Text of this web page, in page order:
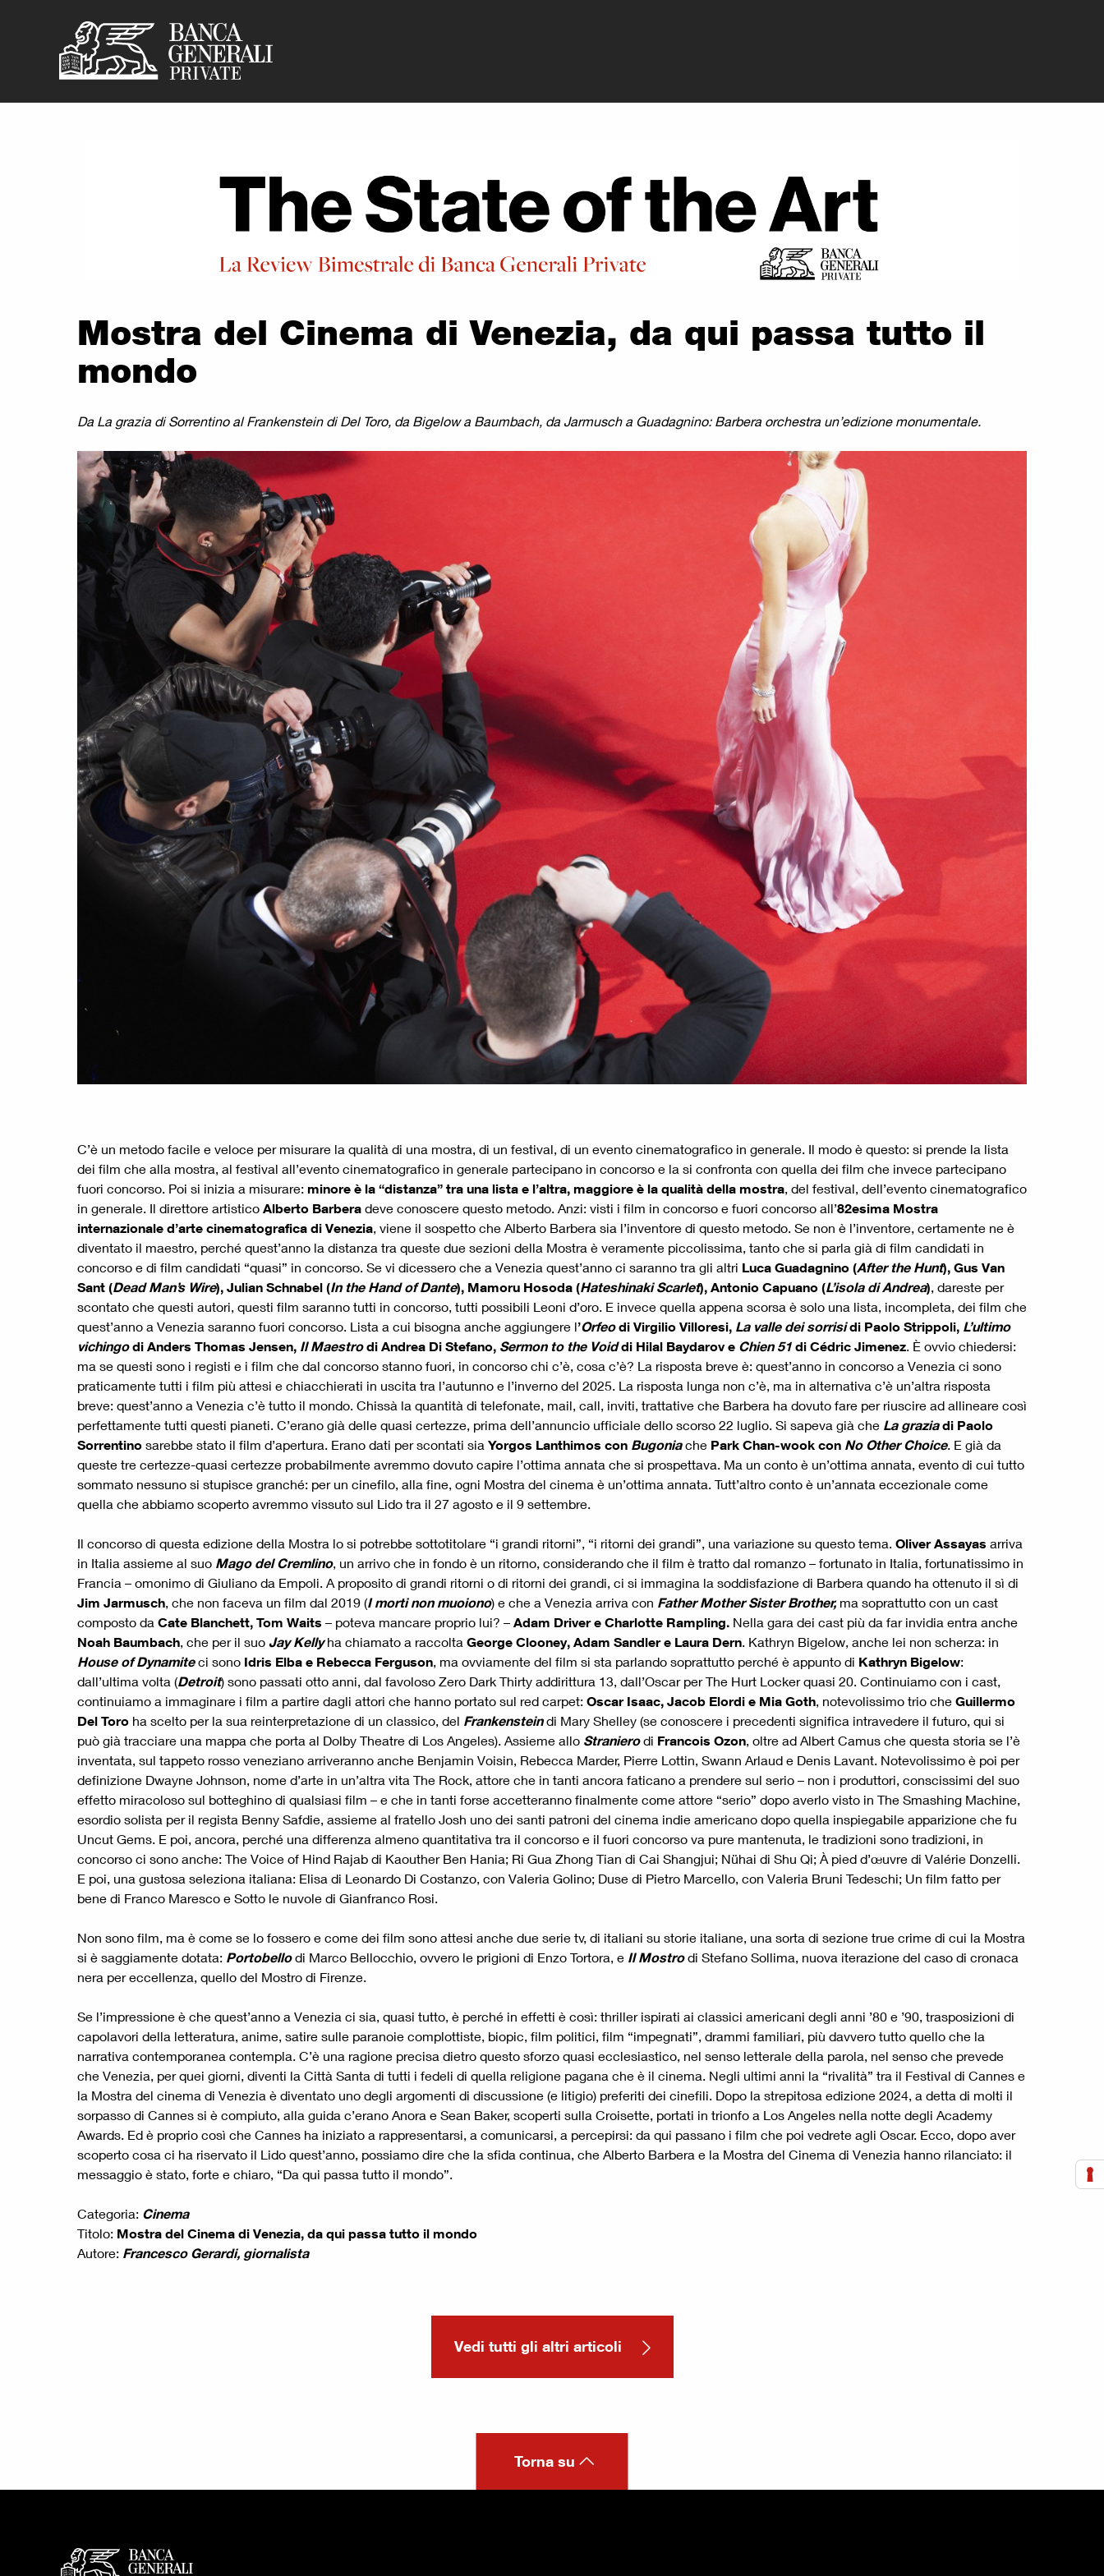
Banca Generali Private - Mostra del Cinema di
Mostra del Cinema di Venezia, da qui passa tutto il
mondo
Da La grazia di Sorrentino al Frankenstein di Del Toro, da Bigelow a Baumbach, da Jarmusch a Guadagnino: Barbera orchestra un’edizione monumentale.
C’è un metodo facile e veloce per misurare la qualità di una mostra, di un festival, di un evento cinematografico in generale. Il modo è questo: si prende la lista
dei film che alla mostra, al festival all’evento cinematografico in generale partecipano in concorso e la si confronta con quella dei film che invece partecipano
fuori concorso. Poi si inizia a misurare: minore è la “distanza” tra una lista e l’altra, maggiore è la qualità della mostra , del festival, dell’evento cinematografico
in generale. Il direttore artistico Alberto Barbera deve conoscere questo metodo. Anzi: visti i film in concorso e fuori concorso all’82esima Mostra
internazionale d’arte cinematografica di Venezia , viene il sospetto che Alberto Barbera sia l’inventore di questo metodo. Se non è l’inventore, certamente ne è
diventato il maestro, perché quest’anno la distanza tra queste due sezioni della Mostra è veramente piccolissima, tanto che si parla già di film candidati in
concorso e di film candidati “quasi” in concorso. Se vi dicessero che a Venezia quest’anno ci saranno tra gli altri Luca Guadagnino (After the Hunt), Gus Van
Sant (Dead Man’s Wire), Julian Schnabel (In the Hand of Dante), Mamoru Hosoda (Hateshinaki Scarlet), Antonio Capuano (L’isola di Andrea) , dareste per
scontato che questi autori, questi film saranno tutti in concorso, tutti possibili Leoni d’oro. E invece quella appena scorsa è solo una lista, incompleta, dei film che
quest’anno a Venezia saranno fuori concorso. Lista a cui bisogna anche aggiungere l’Orfeodi Virgilio Villoresi, La valle dei sorrisidi Paolo Strippoli, L’ultimo
vichingodi Anders Thomas Jensen, Il Maestrodi Andrea Di Stefano, Sermon to the Voiddi Hilal Baydarov e Chien 51 di Cédric Jimenez . È ovvio chiedersi:
ma se questi sono i registi e i film che dal concorso stanno fuori, in concorso chi c’è, cosa c’è? La risposta breve è: quest’anno in concorso a Venezia ci sono
praticamente tutti i film più attesi e chiacchierati in uscita tra l’autunno e l’inverno del 2025. La risposta lunga non c’è, ma in alternativa c’è un’altra risposta
breve: quest’anno a Venezia c’è tutto il mondo. Chissà la quantità di telefonate, mail, call, inviti, trattative che Barbera ha dovuto fare per riuscire ad allineare così
perfettamente tutti questi pianeti. C’erano già delle quasi certezze, prima dell’annuncio ufficiale dello scorso 22 luglio. Si sapeva già che La graziadi Paolo
Sorrentino sarebbe stato il film d’apertura. Erano dati per scontati sia Yorgos Lanthimos con Bugoniache Park Chan-wook con No Other Choice. E già da
queste tre certezze-quasi certezze probabilmente avremmo dovuto capire l’ottima annata che si prospettava. Ma un conto è un’ottima annata, evento di cui tutto
sommato nessuno si stupisce granché: per un cinefilo, alla fine, ogni Mostra del cinema è un’ottima annata. Tutt’altro conto è un’annata eccezionale come
quella che abbiamo scoperto avremmo vissuto sul Lido tra il 27 agosto e il 9 settembre.
Il concorso di questa edizione della Mostra lo si potrebbe sottotitolare “i grandi ritorni”, “i ritorni dei grandi”, una variazione su questo tema. Oliver Assayas arriva
in Italia assieme al suo Mago del Cremlino, un arrivo che in fondo è un ritorno, considerando che il film è tratto dal romanzo – fortunato in Italia, fortunatissimo in
Francia – omonimo di Giuliano da Empoli. A proposito di grandi ritorni o di ritorni dei grandi, ci si immagina la soddisfazione di Barbera quando ha ottenuto il sì di
Jim Jarmusch , che non faceva un film dal 2019 (I morti non muoiono) e che a Venezia arriva con Father Mother Sister Brother, ma soprattutto con un cast
composto da Cate Blanchett, Tom Waits – poteva mancare proprio lui? – Adam Driver e Charlotte Rampling. Nella gara dei cast più da far invidia entra anche
Noah Baumbach , che per il suo Jay Kellyha chiamato a raccolta George Clooney, Adam Sandler e Laura Dern . Kathryn Bigelow, anche lei non scherza: in
House of Dynamiteci sono Idris Elba e Rebecca Ferguson , ma ovviamente del film si sta parlando soprattutto perché è appunto di Kathryn Bigelow:
dall’ultima volta (Detroit) sono passati otto anni, dal favoloso Zero Dark Thirty addirittura 13, dall’Oscar per The Hurt Locker quasi 20. Continuiamo con i cast,
continuiamo a immaginare i film a partire dagli attori che hanno portato sul red carpet: Oscar Isaac, Jacob Elordi e Mia Goth , notevolissimo trio che Guillermo
Del Toro ha scelto per la sua reinterpretazione di un classico, del Frankensteindi Mary Shelley (se conoscere i precedenti significa intravedere il futuro, qui si
può già tracciare una mappa che porta al Dolby Theatre di Los Angeles). Assieme allo Stranierodi Francois Ozon , oltre ad Albert Camus che questa storia se l’è
inventata, sul tappeto rosso veneziano arriveranno anche Benjamin Voisin, Rebecca Marder, Pierre Lottin, Swann Arlaud e Denis Lavant. Notevolissimo è poi per
definizione Dwayne Johnson, nome d’arte in un’altra vita The Rock, attore che in tanti ancora faticano a prendere sul serio – non i produttori, conscissimi del suo
effetto miracoloso sul botteghino di qualsiasi film – e che in tanti forse accetteranno finalmente come attore “serio” dopo averlo visto in The Smashing Machine,
esordio solista per il regista Benny Safdie, assieme al fratello Josh uno dei santi patroni del cinema indie americano dopo quella inspiegabile apparizione che fu
Uncut Gems. E poi, ancora, perché una differenza almeno quantitativa tra il concorso e il fuori concorso va pure mantenuta, le tradizioni sono tradizioni, in
concorso ci sono anche: The Voice of Hind Rajab di Kaouther Ben Hania; Ri Gua Zhong Tian di Cai Shangjui; Nühai di Shu Qi; À pied d’œuvre di Valérie Donzelli.
E poi, una gustosa seleziona italiana: Elisa di Leonardo Di Costanzo, con Valeria Golino; Duse di Pietro Marcello, con Valeria Bruni Tedeschi; Un film fatto per
bene di Franco Maresco e Sotto le nuvole di Gianfranco Rosi.
Non sono film, ma è come se lo fossero e come dei film sono attesi anche due serie tv, di italiani su storie italiane, una sorta di sezione true crime di cui la Mostra
si è saggiamente dotata: Portobellodi Marco Bellocchio, ovvero le prigioni di Enzo Tortora, e Il Mostrodi Stefano Sollima, nuova iterazione del caso di cronaca
nera per eccellenza, quello del Mostro di Firenze.
Se l’impressione è che quest’anno a Venezia ci sia, quasi tutto, è perché in effetti è così: thriller ispirati ai classici americani degli anni ’80 e ’90, trasposizioni di
capolavori della letteratura, anime, satire sulle paranoie complottiste, biopic, film politici, film “impegnati”, drammi familiari, più davvero tutto quello che la
narrativa contemporanea contempla. C’è una ragione precisa dietro questo sforzo quasi ecclesiastico, nel senso letterale della parola, nel senso che prevede
che Venezia, per quei giorni, diventi la Città Santa di tutti i fedeli di quella religione pagana che è il cinema. Negli ultimi anni la “rivalità” tra il Festival di Cannes e
la Mostra del cinema di Venezia è diventato uno degli argomenti di discussione (e litigio) preferiti dei cinefili. Dopo la strepitosa edizione 2024, a detta di molti il
sorpasso di Cannes si è compiuto, alla guida c’erano Anora e Sean Baker, scoperti sulla Croisette, portati in trionfo a Los Angeles nella notte degli Academy
Awards. Ed è proprio così che Cannes ha iniziato a rappresentarsi, a comunicarsi, a percepirsi: da qui passano i film che poi vedrete agli Oscar. Ecco, dopo aver
scoperto cosa ci ha riservato il Lido quest’anno, possiamo dire che la sfida continua, che Alberto Barbera e la Mostra del Cinema di Venezia hanno rilanciato: il
messaggio è stato, forte e chiaro, “Da qui passa tutto il mondo”.
Categoria: Cinema
Titolo: Mostra del Cinema di Venezia, da qui passa tutto il mondo
Autore: Francesco Gerardi, giornalista
Vedi tutti gli altri articoli
Torna su